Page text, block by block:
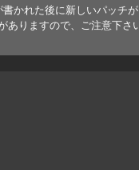
かれた後に新しいパッチ
りますので、ご注意下さい